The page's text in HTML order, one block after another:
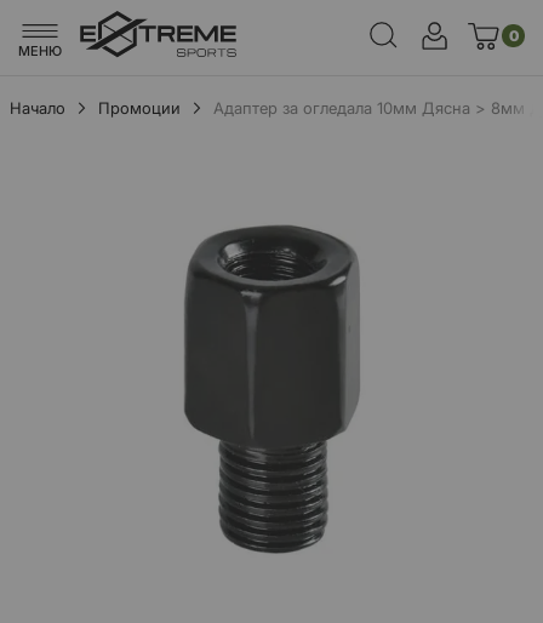
МЕНЮ
0
Начало Промоции
Адаптер за огледала 10мм Дясна > 8мм